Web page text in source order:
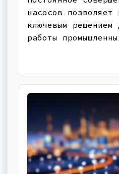
насосов позволяет
ключевым решением
работы